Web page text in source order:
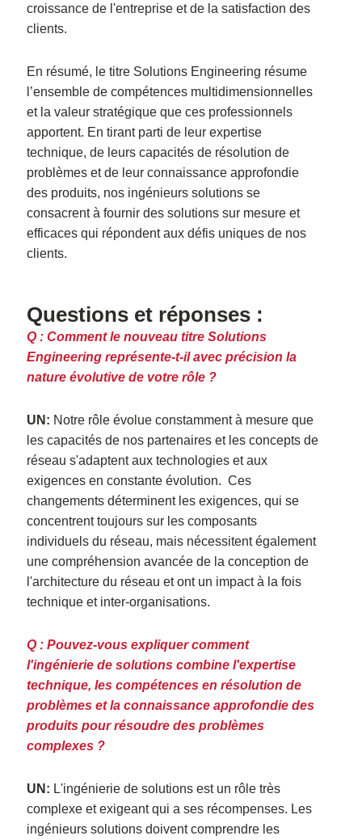
croissance de l'entreprise et de la satisfaction des
clients.
En résumé, le titre Solutions Engineering résume
l’ensemble de compétences multidimensionnelles
et la valeur stratégique que ces professionnels
apportent. En tirant parti de leur expertise
technique, de leurs capacités de résolution de
problèmes et de leur connaissance approfondie
des produits, nos ingénieurs solutions se
consacrent à fournir des solutions sur mesure et
efficaces qui répondent aux défis uniques de nos
clients.
Questions et réponses :
Q : Comment le nouveau titre Solutions
Engineering représente-t-il avec précision la
nature évolutive de votre rôle ?
UN: Notre rôle évolue constamment à mesure que
les capacités de nos partenaires et les concepts de
réseau s'adaptent aux technologies et aux
exigences en constante évolution. Ces
changements déterminent les exigences, qui se
concentrent toujours sur les composants
individuels du réseau, mais nécessitent également
une compréhension avancée de la conception de
l'architecture du réseau et ont un impact à la fois
technique et inter-organisations.
Q : Pouvez-vous expliquer comment
l'ingénierie de solutions combine l'expertise
technique, les compétences en résolution de
problèmes et la connaissance approfondie des
produits pour résoudre des problèmes
complexes ?
UN: L'ingénierie de solutions est un rôle très
complexe et exigeant qui a ses récompenses. Les
ingénieurs solutions doivent comprendre les